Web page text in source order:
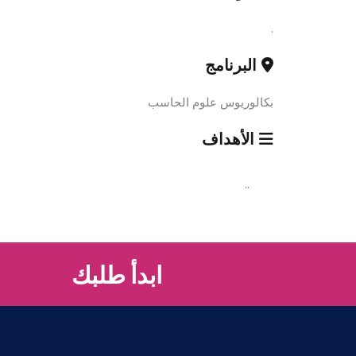
.
البرنامج
بكالوريوس علوم الحاسب
الأهداف
..
ابدأ طلبك